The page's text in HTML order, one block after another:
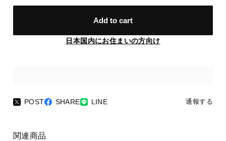
Add to cart
日本国内にお住まいの方向け
POST SHARE LINE 通報する
関連商品